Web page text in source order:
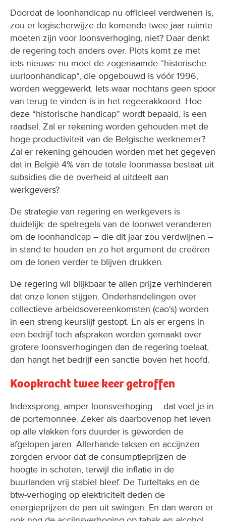
Doordat de loonhandicap nu officieel verdwenen is,
zou er logischerwijze de komende twee jaar ruimte
moeten zijn voor loonsverhoging, niet? Daar denkt
de regering toch anders over. Plots komt ze met
iets nieuws: nu moet de zogenaamde “historische
uurloonhandicap”, die opgebouwd is vóór 1996,
worden weggewerkt. Iets waar nochtans geen spoor
van terug te vinden is in het regeerakkoord. Hoe
deze “historische handicap” wordt bepaald, is een
raadsel. Zal er rekening worden gehouden met de
hoge productiviteit van de Belgische werknemer?
Zal er rekening gehouden worden met het gegeven
dat in België 4% van de totale loonmassa bestaat uit
subsidies die de overheid al uitdeelt aan
werkgevers?
De strategie van regering en werkgevers is
duidelijk: de spelregels van de loonwet veranderen
om de loonhandicap – die dit jaar zou verdwijnen –
in stand te houden en zo het argument de creëren
om de lonen verder te blijven drukken.
De regering wil blijkbaar te allen prijze verhinderen
dat onze lonen stijgen. Onderhandelingen over
collectieve arbeidsovereenkomsten (cao's) worden
in een streng keurslijf gestopt. En als er ergens in
een bedrijf toch afspraken worden gemaakt over
grotere loonsverhogingen dan de regering toelaat,
dan hangt het bedrijf een sanctie boven het hoofd.
Koopkracht twee keer getroffen
Indexsprong, amper loonsverhoging … dat voel je in
de portemonnee. Zeker als daarbovenop het leven
op alle vlakken fors duurder is geworden de
afgelopen jaren. Allerhande taksen en accijnzen
zorgden ervoor dat de consumptieprijzen de
hoogte in schoten, terwijl die inflatie in de
buurlanden vrij stabiel bleef. De Turteltaks en de
btw-verhoging op elektriciteit deden de
energieprijzen de pan uit swingen. En dan waren er